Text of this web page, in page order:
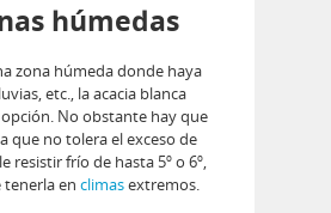
húmedas
zona húmeda donde haya
etc., la acacia blanca
No obstante hay que
que no tolera el exceso de
resistir frío de hasta 5º o 6º,
tenerla en climasextremos.